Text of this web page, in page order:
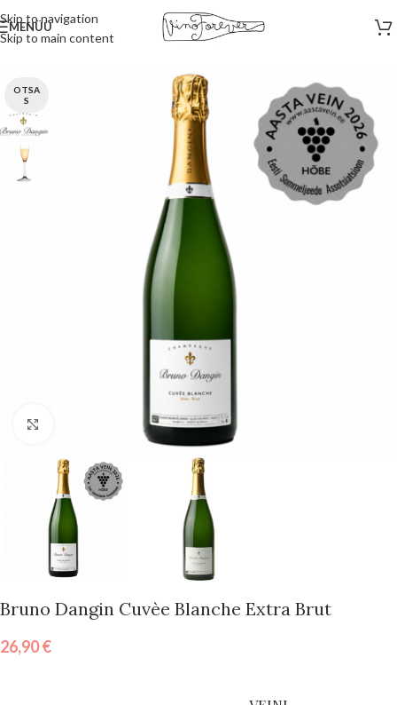
Skip to navigation
Skip to main content
MENÜÜ
Esileht /Vahuveinid
OTSA
S
Vajuta suurendamiseks
Bruno Dangin Cuvèe Blanche Extra Brut
26,90€